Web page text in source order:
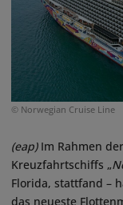
© Norwegian Cruise Line
(eap)Im Rahmen
Kreuzfahrtschiffs „
Florida, stattfand –
das neueste